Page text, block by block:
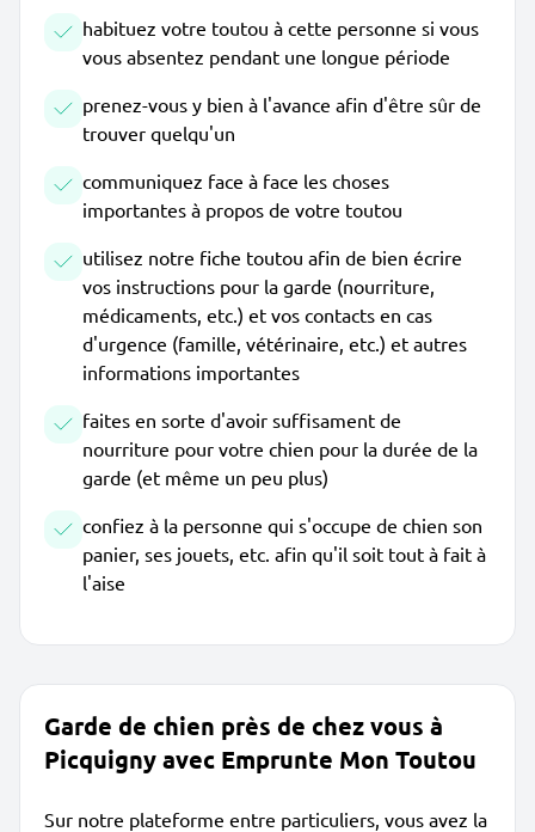
habituez votre toutou à cette personne si vous
vous absentez pendant une longue période
prenez-vous y bien à l'avance afin d'être sûr de
trouver quelqu'un
communiquez face à face les choses
importantes à propos de votre toutou
utilisez notre fiche toutou afin de bien écrire
vos instructions pour la garde (nourriture,
médicaments, etc.) et vos contacts en cas
d'urgence (famille, vétérinaire, etc.) et autres
informations importantes
faites en sorte d'avoir suffisament de
nourriture pour votre chien pour la durée de la
garde (et même un peu plus)
confiez à la personne qui s'occupe de chien son
panier, ses jouets, etc. afin qu'il soit tout à fait à
l'aise
Garde de chien près de chez vous à
Picquigny avec Emprunte Mon Toutou
Sur notre plateforme entre particuliers, vous avez la